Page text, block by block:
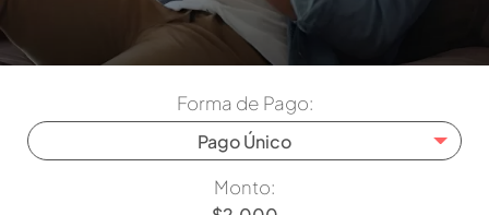
Forma de Pago:
Pago Único
Monto: